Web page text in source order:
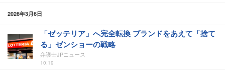
2026年3月6日
「ゼッテリア」へ完全転換 ブランドをあえて「捨て
る」ゼンショーの戦略
弁護士JPニュース
10:19